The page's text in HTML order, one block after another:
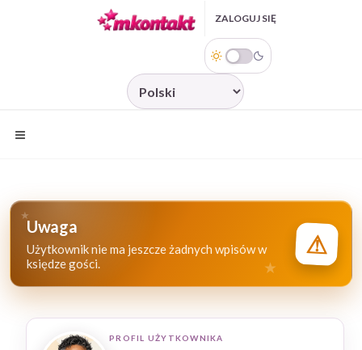
ZALOGUJ SIĘ
JĘZYK
Uwaga
Użytkownik nie ma jeszcze żadnych wpisów w
księdze gości.
⚠
PROFIL UŻYTKOWNIKA